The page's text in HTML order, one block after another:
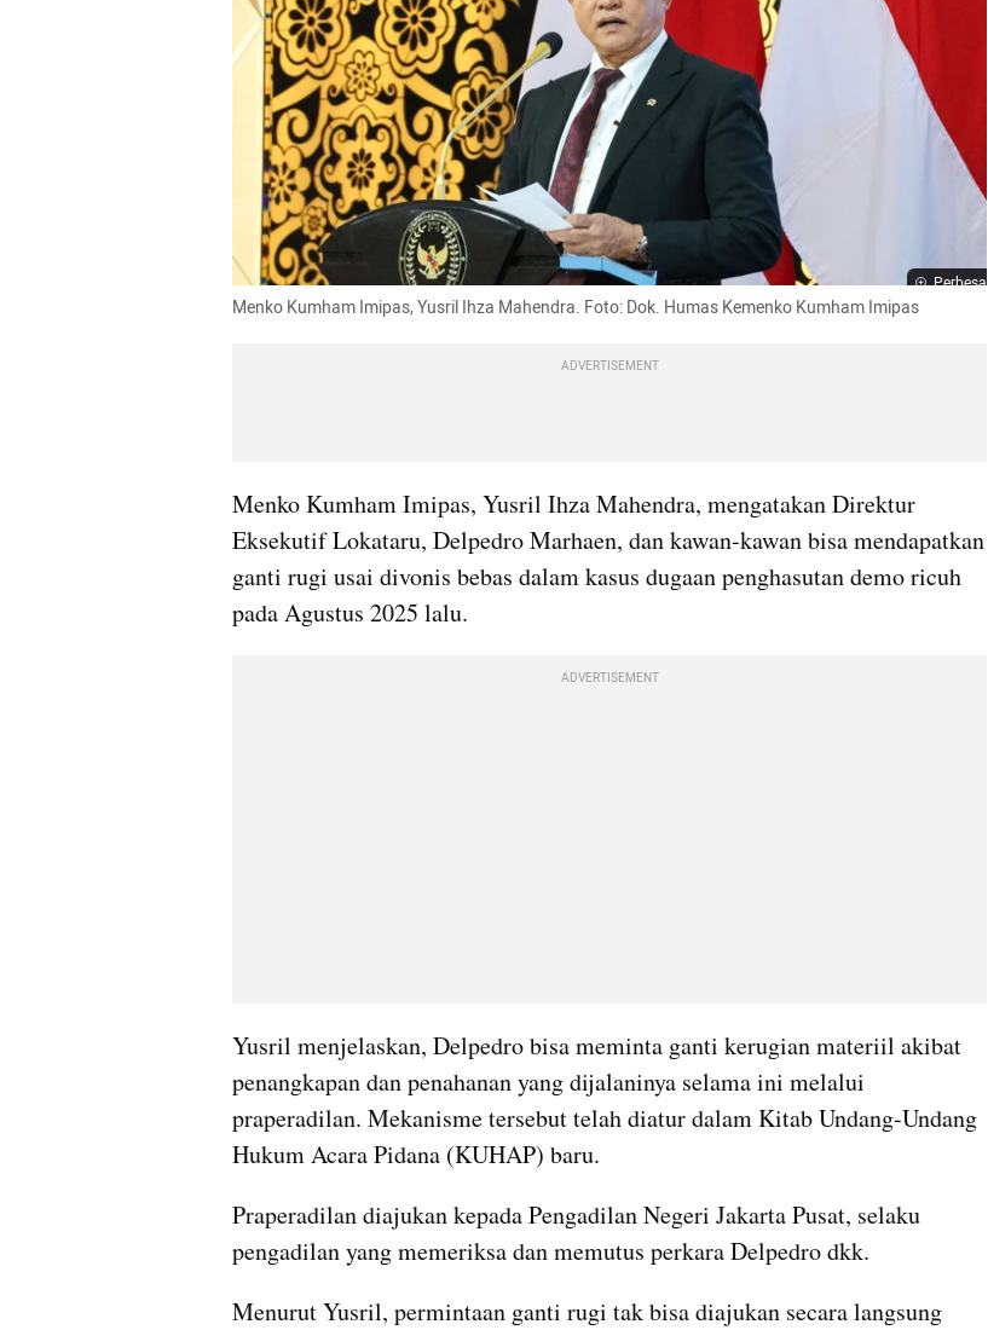
Perbesar
Menko Kumham Imipas, Yusril Ihza Mahendra. Foto: Dok. Humas Kemenko Kumham Imipas
ADVERTISEMENT
Menko Kumham Imipas, Yusril Ihza Mahendra, mengatakan Direktur
Eksekutif Lokataru, Delpedro Marhaen, dan kawan-kawan bisa mendapatkan
ganti rugi usai divonis bebas dalam kasus dugaan penghasutan demo ricuh
pada Agustus 2025 lalu.
ADVERTISEMENT
Yusril menjelaskan, Delpedro bisa meminta ganti kerugian materiil akibat
penangkapan dan penahanan yang dijalaninya selama ini melalui
praperadilan. Mekanisme tersebut telah diatur dalam Kitab Undang-Undang
Hukum Acara Pidana (KUHAP) baru.
Praperadilan diajukan kepada Pengadilan Negeri Jakarta Pusat, selaku
pengadilan yang memeriksa dan memutus perkara Delpedro dkk.
Menurut Yusril, permintaan ganti rugi tak bisa diajukan secara langsung